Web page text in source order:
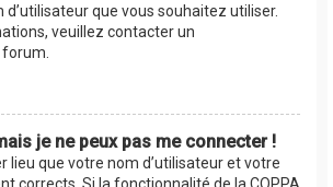
d’utilisateur que vous souhaitez utiliser.
veuillez contacter un
je ne peux pas me connecter !
lieu que votre nom d’utilisateur et votre
corrects. Si la fonctionnalité de la COPPA